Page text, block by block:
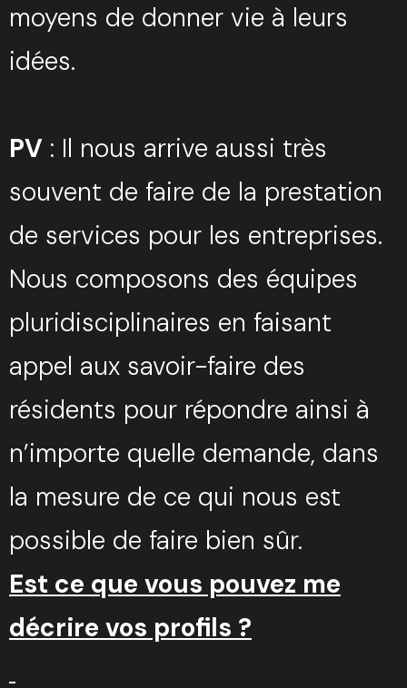
moyens de donner vie à leurs
idées.
PV : Il nous arrive aussi très
souvent de faire de la prestation
de services pour les entreprises.
Nous composons des équipes
pluridisciplinaires en faisant
appel aux savoir-faire des
résidents pour répondre ainsi à
n’importe quelle demande, dans
la mesure de ce qui nous est
possible de faire bien sûr.
Est ce que vous pouvez me
décrire vos profils ?